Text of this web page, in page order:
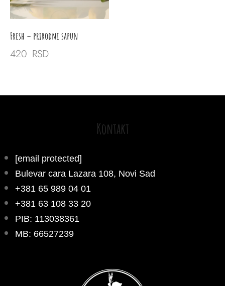
Fresh – prirodni sapun
420 RSD
Kontakt
[email protected]
Bulevar cara Lazara 108, Novi Sad
+381 65 989 04 01
+381 63 108 33 20
PIB: 113038361
MB: 66527239